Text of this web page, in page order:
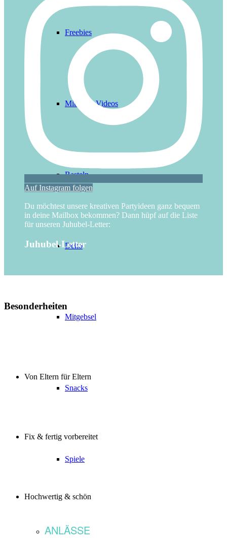
Freebies
Mitmach-Videos
Basteln
Deko
Mitgebsel
Snacks
Spiele
ANLÄSSE
Auf Instagram folgen
Du möchtest unsere kreativen Partyideen ganz bequem
in deine Mailbox bekommen? Dann hüpf auf die Liste
für unseren Juhubel-Letter:
Juhubel-Letter
Besonderheiten
Von Eltern für Eltern
Fix & fertig vorbereitet
Hochwertig & schön